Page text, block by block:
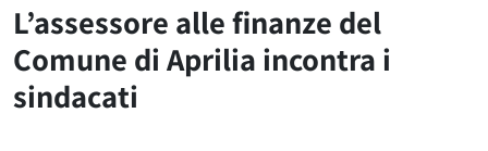
L’assessore alle finanze del
Comune di Aprilia incontra i
sindacati